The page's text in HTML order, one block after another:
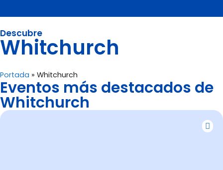
Descubre
Whitchurch
Portada » Whitchurch
Eventos más destacados de
Whitchurch